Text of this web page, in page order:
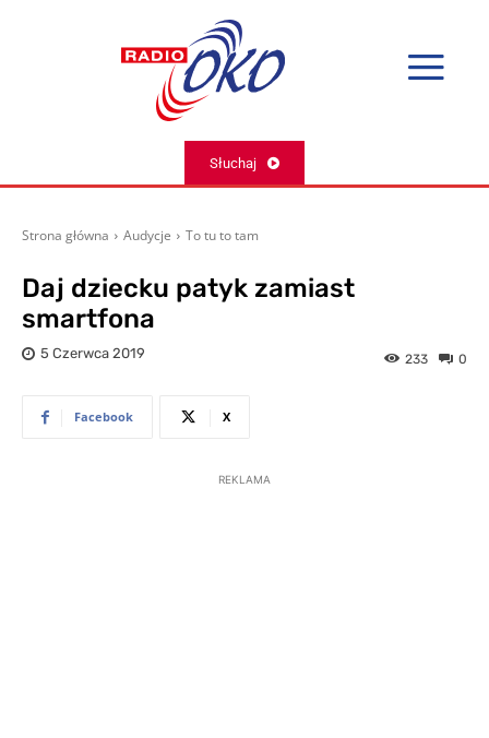
Słuchaj
Strona główna Audycje To tu to tam
Daj dziecku patyk zamiast
smartfona
5 Czerwca 2019 0
233
Facebook X
REKLAMA